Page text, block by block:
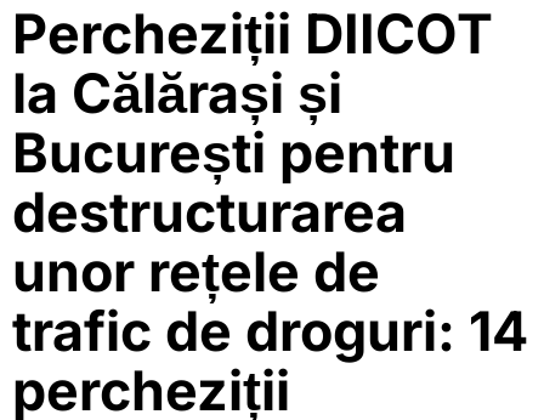
Percheziții DIICOT
la Călărași și
București pentru
destructurarea
unor rețele de
trafic de droguri: 14
percheziții